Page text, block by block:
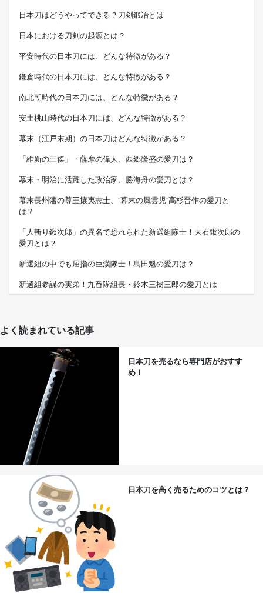
日本刀はどうやってできる？刀剣鍛冶とは
日本における刀剣の起源とは？
平安時代の日本刀には、どんな特徴がある？
鎌倉時代の日本刀には、どんな特徴がある？
南北朝時代の日本刀には、どんな特徴がある？
安土桃山時代の日本刀には、どんな特徴がある？
幕末（江戸末期）の日本刀はどんな特徴がある？
「維新の三傑」・薩摩の偉人、西郷隆盛の愛刀は？
幕末・明治に活躍した政治家、勝海舟の愛刀とは？
幕末長州藩の尊王攘夷志士、”幕末の風雲児”高杉晋作の愛刀と
は？
「人斬り鍬次郎」の異名で恐れられた新選組隊士！大石鍬次郎の
愛刀とは？
新選組の中でも屈指の巨漢隊士！島田魁の愛刀は？
新選組参謀の実弟！九番隊組長・鈴木三樹三郎の愛刀とは
よく読まれている記事
日本刀を売るなら専門店がおすす
め！
日本刀を高く売るためのコツとは？